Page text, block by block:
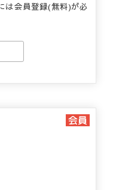
は会員登録(無料)が必